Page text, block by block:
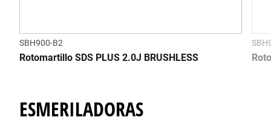
SBH900-B2
Rotomartillo SDS PLUS 2.0J BRUSHLESS
ESMERILADORAS